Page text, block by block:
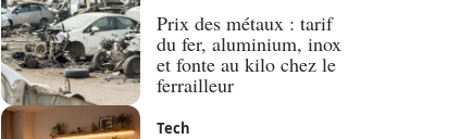
Prix des métaux : tarif
du fer, aluminium, inox
et fonte au kilo chez le
ferrailleur
Tech